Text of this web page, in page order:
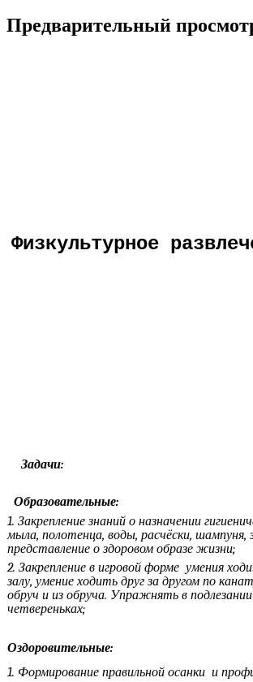
Предварительный
(для
Задачи:
Образовательные:
1. Закрепление знаний о назначении
мыла, полотенца, воды, расчёски,
представление о здоровом образе жизни;
2. Закрепление в игровой форме умения
залу, умение ходить друг за другом по
обруч и из обруча. Упражнять в
четвереньках;
Оздоровительные:
1. Формирование правильной осанки и